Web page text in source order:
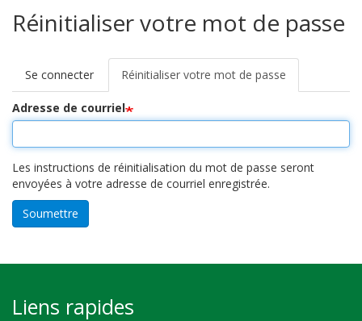
Réinitialiser votre mot de passe
Onglets
principaux
Se connecter Réinitialiser votre mot de passe
actif)
Adresse de courriel
Les instructions de réinitialisation du mot de passe seront
envoyées à votre adresse de courriel enregistrée.
Soumettre
Liens rapides